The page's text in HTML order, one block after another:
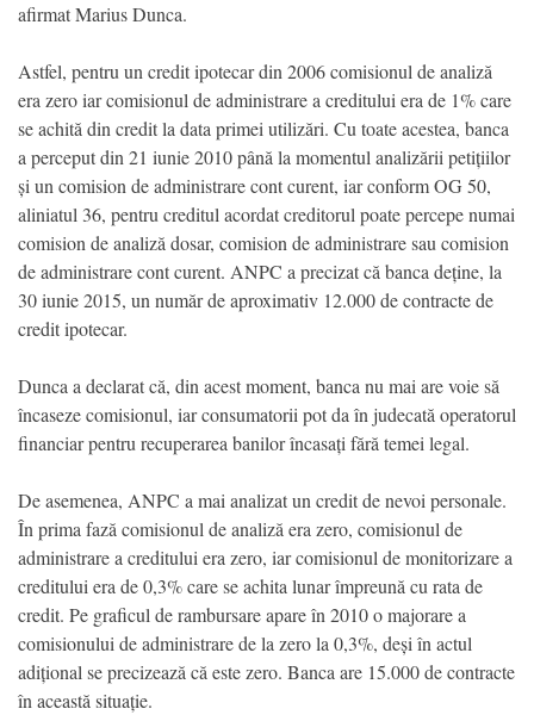
afirmat Marius Dunca.
Astfel, pentru un credit ipotecar din 2006 comisionul de analiză
era zero iar comisionul de administrare a creditului era de 1% care
se achită din credit la data primei utilizări. Cu toate acestea, banca
a perceput din 21 iunie 2010 până la momentul analizării petițiilor
și un comision de administrare cont curent, iar conform OG 50,
aliniatul 36, pentru creditul acordat creditorul poate percepe numai
comision de analiză dosar, comision de administrare sau comision
de administrare cont curent. ANPC a precizat că banca deține, la
30 iunie 2015, un număr de aproximativ 12.000 de contracte de
credit ipotecar.
Dunca a declarat că, din acest moment, banca nu mai are voie să
încaseze comisionul, iar consumatorii pot da în judecată operatorul
financiar pentru recuperarea banilor încasați fără temei legal.
De asemenea, ANPC a mai analizat un credit de nevoi personale.
În prima fază comisionul de analiză era zero, comisionul de
administrare a creditului era zero, iar comisionul de monitorizare a
creditului era de 0,3% care se achita lunar împreună cu rata de
credit. Pe graficul de rambursare apare în 2010 o majorare a
comisionului de administrare de la zero la 0,3%, deși în actul
adițional se precizează că este zero. Banca are 15.000 de contracte
în această situație.